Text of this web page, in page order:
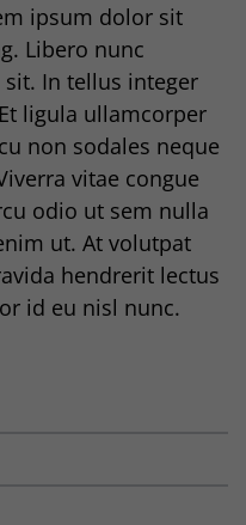
ipsum dolor sit
Libero nunc
In tellus integer
ligula ullamcorper
non sodales neque
vitae congue
odio ut sem nulla
ut. At volutpat
hendrerit lectus
id eu nisl nunc.